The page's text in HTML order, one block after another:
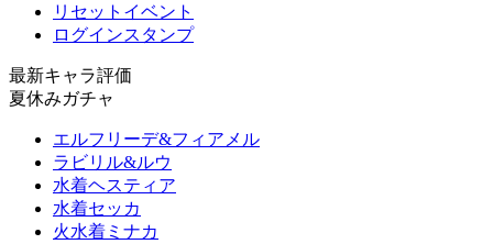
リセットイベント
ログインスタンプ
最新キャラ評価
夏休みガチャ
エルフリーデ&フィアメル
ラビリル&ルウ
水着ヘスティア
水着セッカ
火水着ミナカ